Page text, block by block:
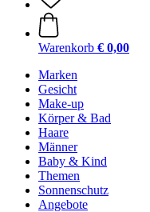
Warenkorb € 0,00
Marken
Gesicht
Make-up
Körper & Bad
Haare
Männer
Baby & Kind
Themen
Sonnenschutz
Angebote